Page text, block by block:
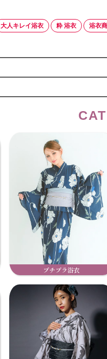
大人キレイ浴衣 粋 浴衣 浴衣
プチプラ浴衣